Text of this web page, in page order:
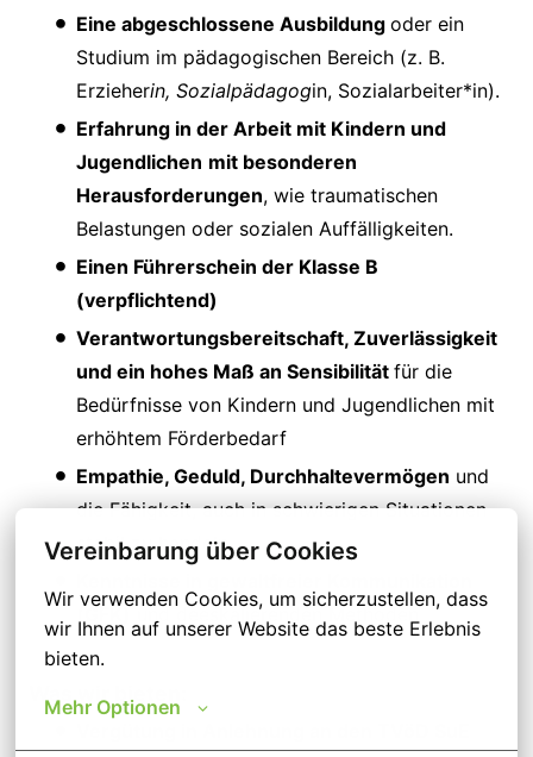
Vereinbarung über Cookies
Wir verwenden Cookies, um sicherzustellen, dass
wir Ihnen auf unserer Website das beste Erlebnis
bieten.
Mehr Optionen
Eine abgeschlossene Ausbildung oder ein
Studium im pädagogischen Bereich (z. B.
Erzieherin, Sozialpädagogin, Sozialarbeiter*in).
Erfahrung in der Arbeit mit Kindern und
Jugendlichen mit besonderen
Herausforderungen, wie traumatischen
Belastungen oder sozialen Auffälligkeiten.
Einen Führerschein der Klasse B
(verpflichtend)
Verantwortungsbereitschaft, Zuverlässigkeit
und ein hohes Maß an Sensibilität für die
Bedürfnisse von Kindern und Jugendlichen mit
erhöhtem Förderbedarf
Empathie, Geduld, Durchhaltevermögen und
die Fähigkeit, auch in schwierigen Situationen
stabil zu handeln
(GFK)und deeskalierenden Methoden